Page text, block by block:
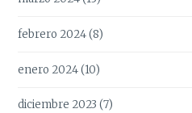
febrero 2024(8)
enero 2024(10)
diciembre 2023 (7)